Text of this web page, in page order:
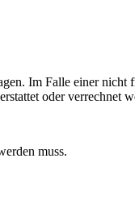
Im Falle einer nicht
oder verrechnet
muss.